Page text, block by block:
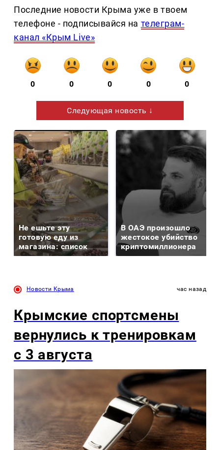
Последние новости Крыма уже в твоем
телефоне - подписывайся на телеграм-
канал «Крым Live»
0 0 0 0 0
Следующая новость ↓
Не ешьте эту
готовую еду из
магазина: список
В ОАЭ произошло
жестокое убийство
криптомиллионера
Новости Крыма час назад
Крымские спортсмены
вернулись к тренировкам
с 3 августа